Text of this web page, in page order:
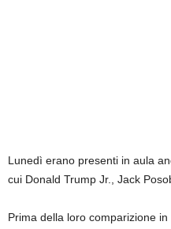
Lunedì erano presenti in aula
cui Donald Trump Jr., Jack
Prima della loro comparizione